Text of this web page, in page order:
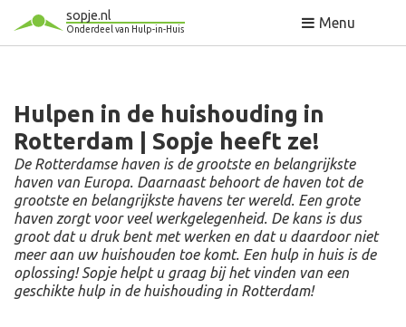
sopje.nl
Onderdeel van Hulp-in-Huis Menu
Hulpen in de huishouding in
Rotterdam | Sopje heeft ze!
De Rotterdamse haven is de grootste en belangrijkste
haven van Europa. Daarnaast behoort de haven tot de
grootste en belangrijkste havens ter wereld. Een grote
haven zorgt voor veel werkgelegenheid. De kans is dus
groot dat u druk bent met werken en dat u daardoor niet
meer aan uw huishouden toe komt. Een hulp in huis is de
oplossing! Sopje helpt u graag bij het vinden van een
geschikte hulp in de huishouding in Rotterdam!